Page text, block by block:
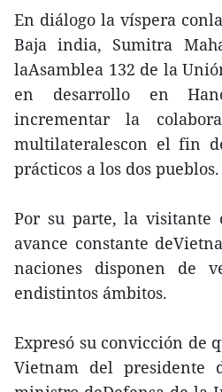
En diálogo la víspera
Baja india, Sumitra
laAsamblea 132 de la
en desarrollo en
incrementar la
multilateralescon el fin
prácticos a los dos pueblos.
Por su parte, la visitante
avance constante
naciones disponen de
endistintos ámbitos.
Expresó su convicción de
Vietnam del presidente